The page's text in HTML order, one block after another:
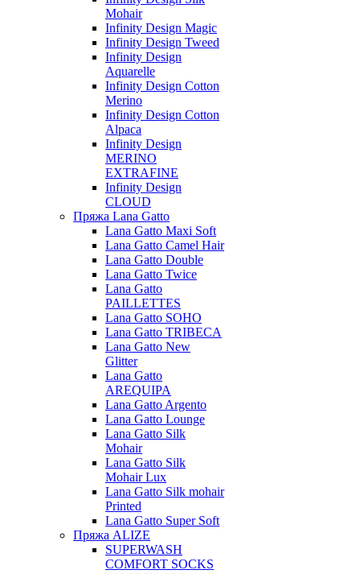
Mohair
Infinity Design Magic
Infinity Design Tweed
Infinity Design
Aquarelle
Infinity Design Cotton
Merino
Infinity Design Cotton
Alpaca
Infinity Design
MERINO
EXTRAFINE
Infinity Design
CLOUD
Пряжа Lana Gatto
Lana Gatto Maxi Soft
Lana Gatto Camel Hair
Lana Gatto Double
Lana Gatto Twice
Lana Gatto
PAILLETTES
Lana Gatto SOHO
Lana Gatto TRIBECA
Lana Gatto New
Glitter
Lana Gatto
AREQUIPA
Lana Gatto Argento
Lana Gatto Lounge
Lana Gatto Silk
Mohair
Lana Gatto Silk
Mohair Lux
Lana Gatto Silk mohair
Printed
Lana Gatto Super Soft
Пряжа ALIZE
SUPERWASH
COMFORT SOCKS